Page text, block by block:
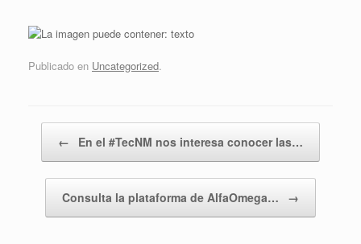
Publicado en Uncategorized.
← En el #TecNM nos interesa conocer las…
Consulta la plataforma de AlfaOmega… →